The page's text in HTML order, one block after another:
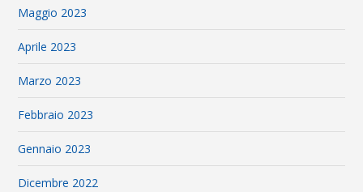
Maggio 2023
Aprile 2023
Marzo 2023
Febbraio 2023
Gennaio 2023
Dicembre 2022